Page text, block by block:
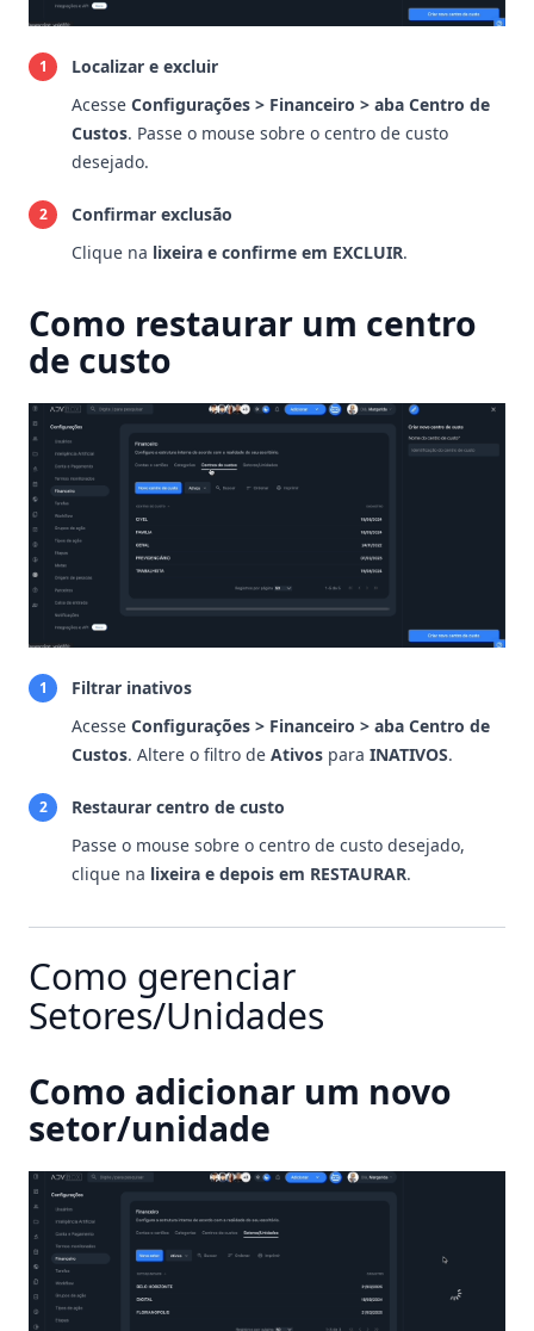
1
Localizar e excluir
Acesse Configurações > Financeiro > aba Centro de
Custos. Passe o mouse sobre o centro de custo
desejado.
2
Confirmar exclusão
Clique na lixeira e confirme em EXCLUIR.
Como restaurar um centro
de custo
1
Filtrar inativos
Acesse Configurações > Financeiro > aba Centro de
Custos. Altere o filtro de Ativos para INATIVOS.
2
Restaurar centro de custo
Passe o mouse sobre o centro de custo desejado,
clique na lixeira e depois em RESTAURAR.
Como gerenciar
Setores/Unidades
Como adicionar um novo
setor/unidade